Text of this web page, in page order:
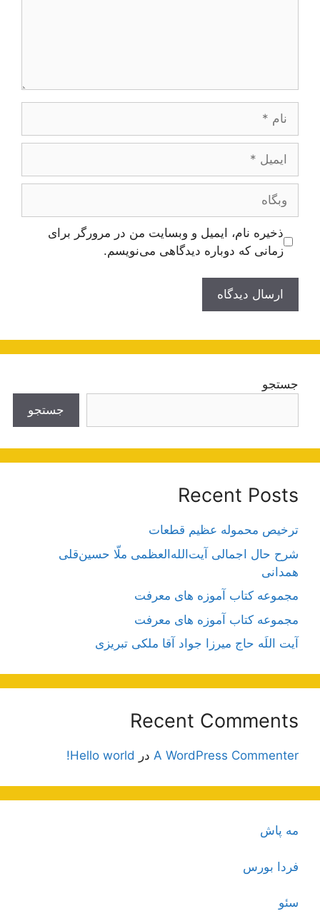
وبگاه
ذخیره نام، ایمیل و وبسایت من در مرورگر برای
زمانی که دوباره دیدگاهی می‌نویسم.
جستجو
جستجو
Recent Posts
ترخیص محموله عظیم قطعات
شرح حال اجمالی آیت‌الله‌العظمی ملّا حسین‌قلی
همدانی
مجموعه کتاب آموزه های معرفت
مجموعه کتاب آموزه های معرفت
آیت اللَه حاج میرزا جواد آقا ملکی تبریزی
Recent Comments
A WordPress Commenter در Hello world!
مه پاش
فردا بورس
سئو